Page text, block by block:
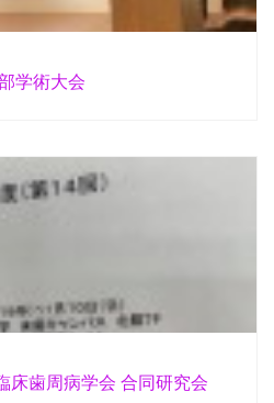
学術大会
床歯周病学会 合同研究会